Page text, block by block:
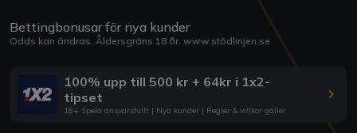
Bettingbonusar för nya kunder
Odds kan ändras. Åldersgräns 18 år. www.stödlinjen.se
100% upp till 500 kr + 64kr i 1x2-
tipset
18+ Spela ansvarsfullt | Nya kunder | Regler & villkor gäller